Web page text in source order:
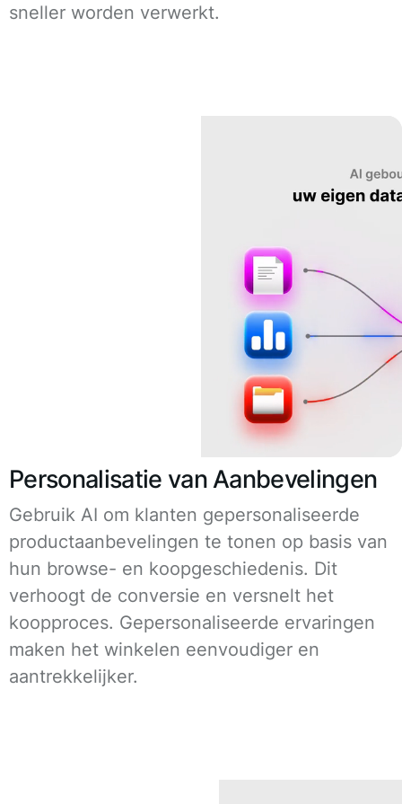
sneller worden verwerkt.
Personalisatie van Aanbevelingen
Gebruik AI om klanten gepersonaliseerde
productaanbevelingen te tonen op basis van
hun browse- en koopgeschiedenis. Dit
verhoogt de conversie en versnelt het
koopproces. Gepersonaliseerde ervaringen
maken het winkelen eenvoudiger en
aantrekkelijker.